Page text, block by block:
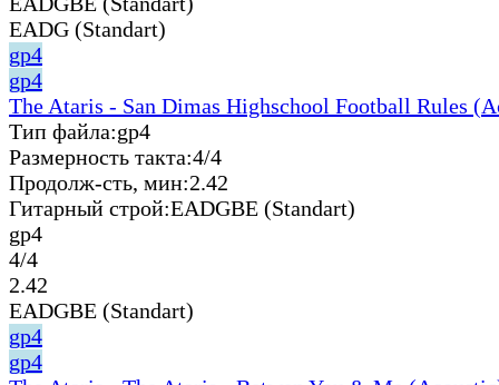
EADG (Standart)
gp4
gp4
The Ataris - San Dimas Highschool Football Rules
Тип файла:gp4
Размерность такта:4/4
Продолж-сть, мин:2.42
Гитарный строй:EADGBE (Standart)
gp4
4/4
2.42
EADGBE (Standart)
gp4
gp4